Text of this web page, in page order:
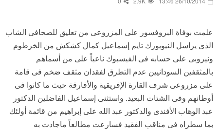
علمت بوفاة البروفسور على المزروعى من تعليق للصحافى الشاب
الذى يراسل النيويورك تايم إسماعيل كمال كشكش من الخرطوم
ونيروبى على حسابه فى الفيسبوك ناعياً على من أسماهم
بالمثقفين السودانيين عدم التطرق لفقدان مثقف ضخم فى قامة
على مزروعى شرف القارة الإفريقية والأفارقة حيث ما كانوا فى
أوطانهم وفى الشتات البعيد. واستثنى إسماعيل الفاضلين الدكتور
عبد الوهاب الأفندى والدكتور عبد الله على إبراهيم من قائمة أولئك
بما سطراه فى مناقب الفقيد فسارعت مطالعاً ماجادت به